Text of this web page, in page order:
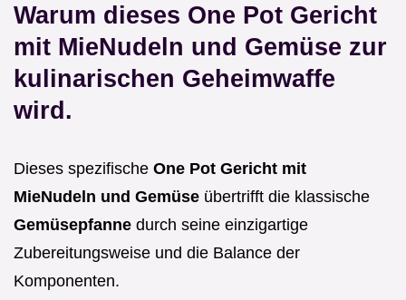
Warum dieses One Pot Gericht
mit MieNudeln und Gemüse zur
kulinarischen Geheimwaffe
wird.
Dieses spezifische One Pot Gericht mit
MieNudeln und Gemüse übertrifft die klassische
Gemüsepfanne durch seine einzigartige
Zubereitungsweise und die Balance der
Komponenten.